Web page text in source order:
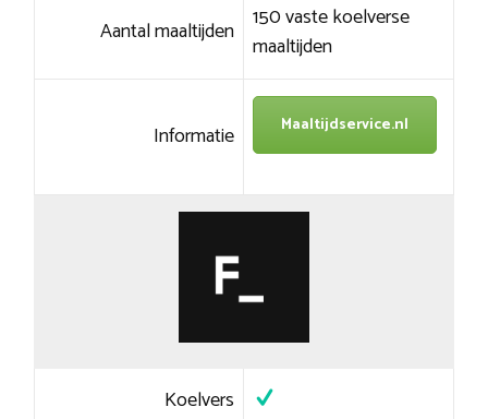
Aantal maaltijden 150 vaste koelverse
maaltijden
Informatie Maaltijdservice.nl
Koelvers